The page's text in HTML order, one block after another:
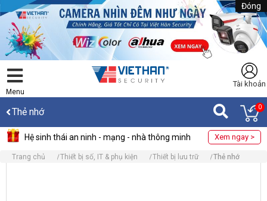
Đóng
Menu
Tài khoản
Thẻ nhớ 0
Hệ sinh thái an ninh - mạng - nhà thông minh Xem ngay >
Trang chủ Thiết bị số, IT & phụ kiện Thiết bị lưu trữ Thẻ nhớ